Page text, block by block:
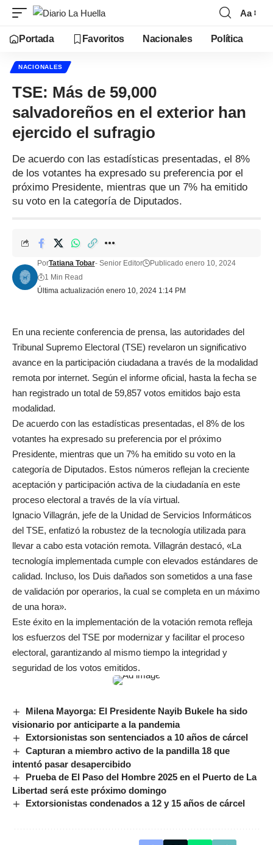
Aa
Portada Favoritos Nacionales Política
NACIONALES
TSE: Más de 59,000
salvadoreños en el exterior han
ejercido el sufragio
De acuerdo con las estadísticas presentadas, el 8%
de los votantes ha expresado su preferencia por el
próximo Presidente, mientras que un 7% ha emitido
su voto en la categoría de Diputados.
Última actualización enero 10, 2024 1:14 PM
PorTatiana Tobar- Senior Editor
Publicado enero 10, 2024
1 Min Read
En una reciente conferencia de prensa, las autoridades del
Tribunal Supremo Electoral (TSE) revelaron un significativo
avance en la participación ciudadana a través de la modalidad
remota por internet. Según el informe oficial, hasta la fecha se
han registrado un total de 59,857 votos emitidos bajo esta
modalidad.
De acuerdo con las estadísticas presentadas, el 8% de los
votantes ha expresado su preferencia por el próximo
Presidente, mientras que un 7% ha emitido su voto en la
categoría de Diputados. Estos números reflejan la creciente
aceptación y participación activa de la ciudadanía en este
proceso electoral a través de la vía virtual.
Ignacio Villagrán, jefe de la Unidad de Servicios Informáticos
del TSE, enfatizó la robustez de la tecnología utilizada para
llevar a cabo esta votación remota. Villagrán destacó, «La
tecnología implementada cumple con elevados estándares de
calidad. Incluso, los Duis dañados son sometidos a una fase
de validación por operarios, la cual se completa en un máximo
de una hora».
Este éxito en la implementación de la votación remota refleja
los esfuerzos del TSE por modernizar y facilitar el proceso
electoral, garantizando al mismo tiempo la integridad y
seguridad de los votos emitidos.
Milena Mayorga: El Presidente Nayib Bukele ha sido
visionario por anticiparte a la pandemia
Extorsionistas son sentenciados a 10 años de cárcel
Capturan a miembro activo de la pandilla 18 que
intentó pasar desapercibido
Prueba de El Paso del Hombre 2025 en el Puerto de La
Libertad será este próximo domingo
Extorsionistas condenados a 12 y 15 años de cárcel